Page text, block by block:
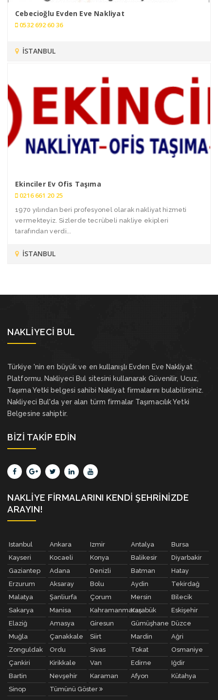
Cebecioğlu Evden Eve Nakliyat
0532 692 60 36
İSTANBUL
Ekinciler Ev Ofis Taşıma
0216 661 20 25
1970 yılından beri profesyonel olarak nakliyat hizmeti
vermekteyiz. Sizlerde tecrübeli nakliye ekipleri
tarafından verdi...
İSTANBUL
NAKLIYECI BUL
Türkiye 'nin en büyük ve en kullanışlı Evden Eve Nakliyat
Platformu. Nakliyeci Bul sitesini kullanarak Güvenilir, Ucuz,
Taşıma Yetki belgesi sahibi Nakliyat firmalarını bulabilirsiniz.
Nakliyeci Bul'da yer alan türm firmalar Taşımacılık Yetki
Belgesine sahiptir.
BIZI TAKIP EDIN
NAKLIYE FIRMALARINI KENDI ŞEHRINIZDE
ARAYIN!
Istanbul Ankara Izmir Antalya
Bursa
Kayseri
Kocaeli Konya Balikesir
Diyarbakir
Gaziantep
Adana Denizli Batman
Hatay
Erzurum
Aksaray Bolu Aydin
Tekirdağ
Malatya
Şanliurfa Çorum Mersin
Bilecik
Sakarya
Manisa KahramanmaraşKarabük
Eskişehir
Elaziğ
Amasya Giresun Gümüşhane Düzce
Muğla
Çanakkale Siirt Mardin
Ağri
Zonguldak
Ordu Sivas Tokat
Osmaniye
Çankiri
Kirikkale Van Edirne
Iğdir
Bartin
Nevşehir Karaman Afyon
Kütahya
Sinop
Tümünü Göster